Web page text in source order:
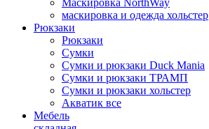
Маскировка NorthWay
маскировка и одежда хольстер
Рюкзаки
Рюкзаки
Сумки
Сумки и рюкзаки Duck Mania
Сумки и рюкзаки ТРАМП
Сумки и рюкзаки хольстер
Акватик все
Мебель